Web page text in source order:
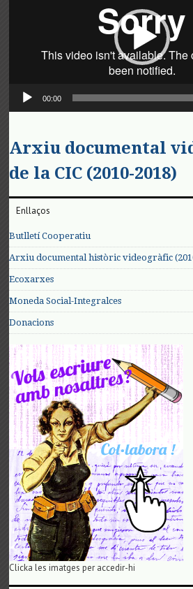
00:00
Arxiu documental
de la CIC (2010-2018)
Enllaços
Butlletí Cooperatiu
Arxiu documental històric videogràfic
Ecoxarxes
Moneda Social-Integralces
Donacions
Clicka les imatges per accedir-hi